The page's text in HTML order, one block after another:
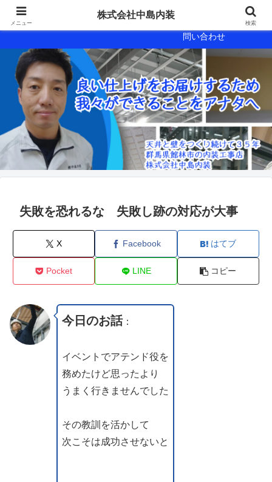
問い合わせ
失敗を恐れるな 失敗し跡の対応が大事
X Facebook はてブ
Pocket LINE コピー
今日のお話：
イベントでアテンド役を
務めたけど思ったより
うまく行きませんでした
その教訓を活かして
次こそは成功させないと
メニュー
株式会社中島内装
検索